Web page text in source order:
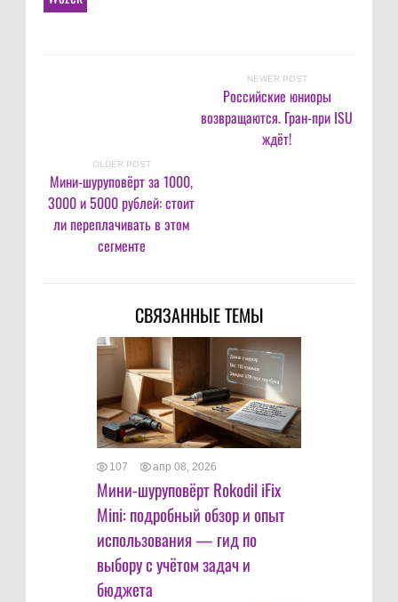
NEWER POST
Российские юниоры
возвращаются. Гран-при ISU
ждёт!
OLDER POST
Мини-шуруповёрт за 1000,
3000 и 5000 рублей: стоит
ли переплачивать в этом
сегменте
СВЯЗАННЫЕ ТЕМЫ
107 апр 08, 2026
Мини-шуруповёрт Rokodil iFix
Mini: подробный обзор и опыт
использования — гид по
выбору с учётом задач и
бюджета